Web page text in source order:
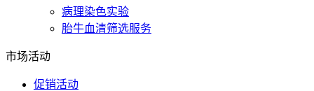
病理染色实验
胎牛血清筛选服务
市场活动
促销活动